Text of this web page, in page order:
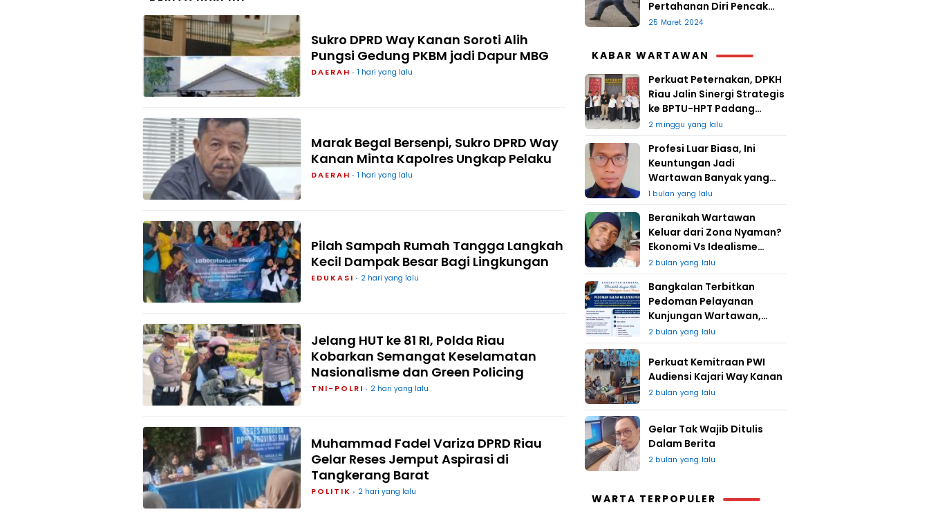
Sukro DPRD Way Kanan Soroti Alih
Pungsi Gedung PKBM jadi Dapur MBG
DAERAH 1 hari yang lalu
Marak Begal Bersenpi, Sukro DPRD Way
Kanan Minta Kapolres Ungkap Pelaku
DAERAH 1 hari yang lalu
Pilah Sampah Rumah Tangga Langkah
Kecil Dampak Besar Bagi Lingkungan
EDUKASI 2 hari yang lalu
Jelang HUT ke 81 RI, Polda Riau
Kobarkan Semangat Keselamatan
Nasionalisme dan Green Policing
TNI-POLRI 2 hari yang lalu
Muhammad Fadel Variza DPRD Riau
Gelar Reses Jemput Aspirasi di
Tangkerang Barat
POLITIK 2 hari yang lalu
Pertahanan Diri Pencak
Sugesti
25 Maret 2024
KABAR WARTAWAN
Perkuat Peternakan, DPKH
Riau Jalin Sinergi Strategis
ke BPTU-HPT Padang
Mengatas
2 minggu yang lalu
Profesi Luar Biasa, Ini
Keuntungan Jadi
Wartawan Banyak yang
Takut
1 bulan yang lalu
Beranikah Wartawan
Keluar dari Zona Nyaman?
Ekonomi Vs Idealisme
Jurnalistik
2 bulan yang lalu
Bangkalan Terbitkan
Pedoman Pelayanan
Kunjungan Wartawan,
Redaksi : Bagus Jangan
Lari
2 bulan yang lalu
Perkuat Kemitraan PWI
Audiensi Kajari Way Kanan
2 bulan yang lalu
Gelar Tak Wajib Ditulis
Dalam Berita
2 bulan yang lalu
WARTA TERPOPULER